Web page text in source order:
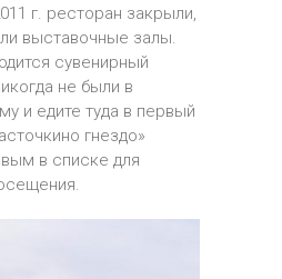
г. ресторан закрыли,
выставочные залы.
сувенирный
не были в
и едите туда в первый
гнездо»
в списке для